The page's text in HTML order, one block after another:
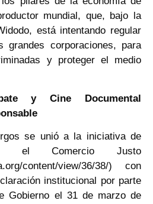
mundial, que, bajo la
está intentando regular
grandes corporaciones, para
y proteger el medio
y Cine Documental
se unió a la iniciativa de
el Comercio Justo
content/view/36/38/) con
institucional por parte
Gobierno el 31 de marzo de